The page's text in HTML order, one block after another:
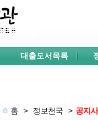
대출도서목록
홈 > 정보천국 > 공지